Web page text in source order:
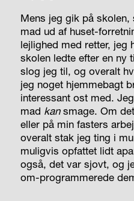
Mens jeg gik på skolen,
mad ud af huset-
lejlighed med retter, jeg
skolen ledte efter en ny
slog jeg til, og overalt
jeg noget hjemmebagt
interessant ost med.
mad kansmage. Om
eller på min fasters
overalt stak jeg ting i
muligvis opfattet lidt
også, det var sjovt, og
om-programmerede